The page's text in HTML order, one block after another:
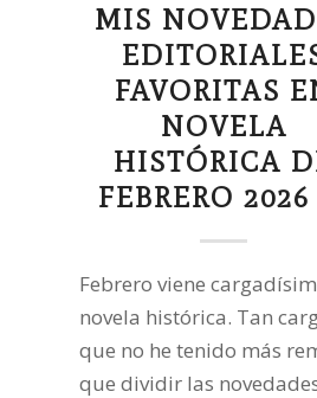
MIS
FAVORITAS
NOVELA
HISTÓRICA
FEBRERO
Febrero viene
novela histórica. Tan
que no he tenido más
que dividir las